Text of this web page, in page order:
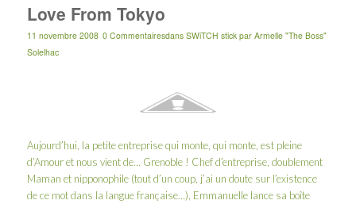
Love From Tokyo
11 novembre 2008 0 Commentairesdans SWiTCH stick par Armelle "The Boss"
Solelhac
Aujourd’hui, la petite entreprise qui monte, qui monte, est pleine
d’Amour et nous vient de… Grenoble ! Chef d’entreprise, doublement
Maman et nipponophile (tout d’un coup, j’ai un doute sur l’existence
de ce mot dans la langue française…), Emmanuelle lance sa boîte